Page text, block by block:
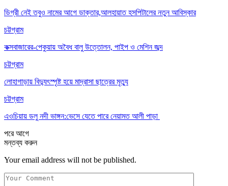
ডিগ্রী নেই তবুও নামের আগে ডাক্তার,আলহায়াত হসপিটালের নতুন আবিস্কার
চট্টগ্রাম
কক্সবাজারের-পেকুয়ায় অবৈধ বালু উত্তোলন, পাইপ ও মেশিন জব্দ
চট্টগ্রাম
লোহাগাড়ায় বিদ্যুৎস্পৃষ্ট হয়ে মাদ্রাসা ছাত্রের মৃত্যু
চট্টগ্রাম
এওচিয়ায় ডলু নদী ভাঙ্গন:ভেসে যেতে পারে নেয়ামত আলী পাড়া
পরেআগে
মন্তব্য করুন
Your email address will not be published.